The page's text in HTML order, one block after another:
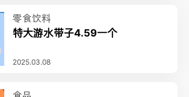
零食饮料
特大游水带子4.59一个
2025.03.08